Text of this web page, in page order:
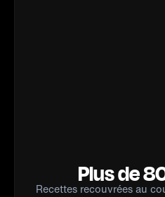
Plus de
Recettes recouvrées au